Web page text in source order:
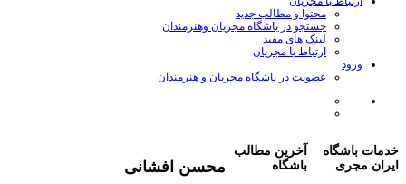
محتوا و مطالب جدید
جستجو در باشگاه مجریان وهنرمندان
لینک های مفید
ارتباط با مجریان
ورود
عضویت در باشگاه مجریان و هنرمندان
محسن افشانی
آخرین مطالب
باشگاه
خدمات باشگاه
ایران مجری